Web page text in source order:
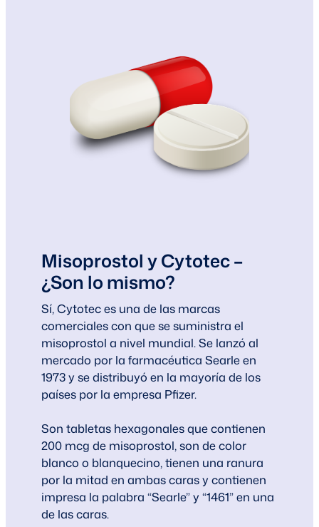
Misoprostol y Cytotec –
¿Son lo mismo?
Sí, Cytotec es una de las marcas
comerciales con que se suministra el
misoprostol a nivel mundial. Se lanzó al
mercado por la farmacéutica Searle en
1973 y se distribuyó en la mayoría de los
países por la empresa Pfizer.
Son tabletas hexagonales que contienen
200 mcg de misoprostol, son de color
blanco o blanquecino, tienen una ranura
por la mitad en ambas caras y contienen
impresa la palabra “Searle” y “1461” en una
de las caras.